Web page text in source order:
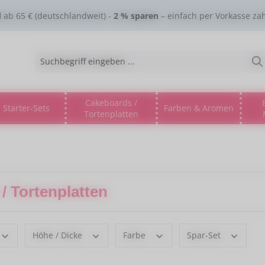
ab 65 € (deutschlandweit) - 2 % sparen – einfach per Vorkasse
% Sale %
Dropdown der Kategorie Lebensmitteltinte
oder Schließe das Dropdown der Kategorie Esspapier
Starter-Sets
Cakeboards /
Tortenplatten
Farben & Aromen
Tortenplatten
Höhe / Dicke Farbe Spar-Set